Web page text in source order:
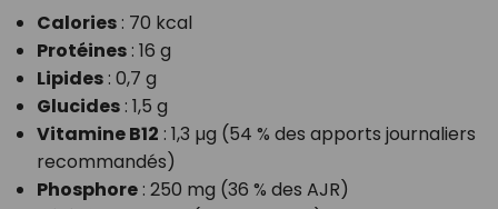
Calories: 70 kcal
Protéines: 16 g
Lipides: 0,7 g
Glucides: 1,5 g
Vitamine B12 : 1,3 µg (54 % des apports journaliers
recommandés)
Phosphore: 250 mg (36 % des AJR)